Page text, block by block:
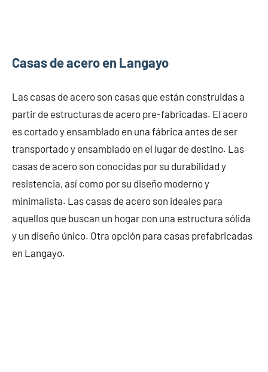
Casas de acero en Langayo
Las casas de acero son casas que están construidas a
partir de estructuras de acero pre-fabricadas. El acero
es cortado y ensamblado en una fábrica antes de ser
transportado y ensamblado en el lugar de destino. Las
casas de acero son conocidas por su durabilidad y
resistencia, así como por su diseño moderno y
minimalista. Las casas de acero son ideales para
aquellos que buscan un hogar con una estructura sólida
y un diseño único. Otra opción para casas prefabricadas
en Langayo.